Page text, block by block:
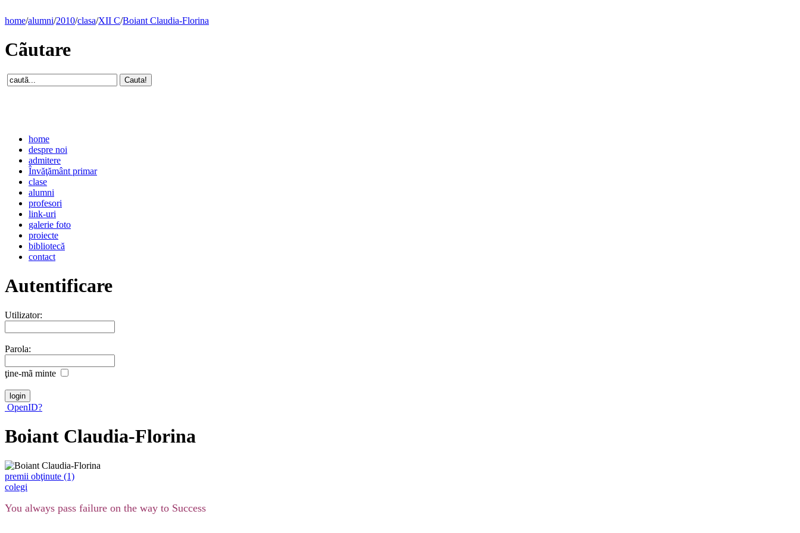
home/alumni/2010/clasa/XII C/Boiant Claudia-Florina
Cãutare
home
despre noi
admitere
Învăţământ primar
clase
alumni
profesori
link-uri
galerie foto
proiecte
bibliotecă
contact
Autentificare
Utilizator:
Parola:
ţine-mã minte
OpenID?
Boiant Claudia-Florina
premii obţinute (1)
colegi
You always pass failure on the way to Success